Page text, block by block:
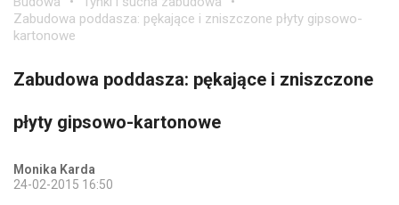
Zabudowa poddasza: pękające i zniszczone płyty gipsowo-
kartonowe
Zabudowa poddasza: pękające i zniszczone
płyty gipsowo-kartonowe
Monika Karda
24-02-2015 16:50